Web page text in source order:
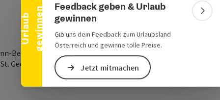
U
r
l
a
u
b
g
e
w
i
n
n
e n
Feedback geben & Urlaub
gewinnen
Gib uns dein Feedback zum Urlaubsland
Österreich und gewinne tolle Preise.
Jetzt mitmachen
Beer-Straße 9
St. Georgen im Attergau in Google Maps öffnen
in Apple Maps